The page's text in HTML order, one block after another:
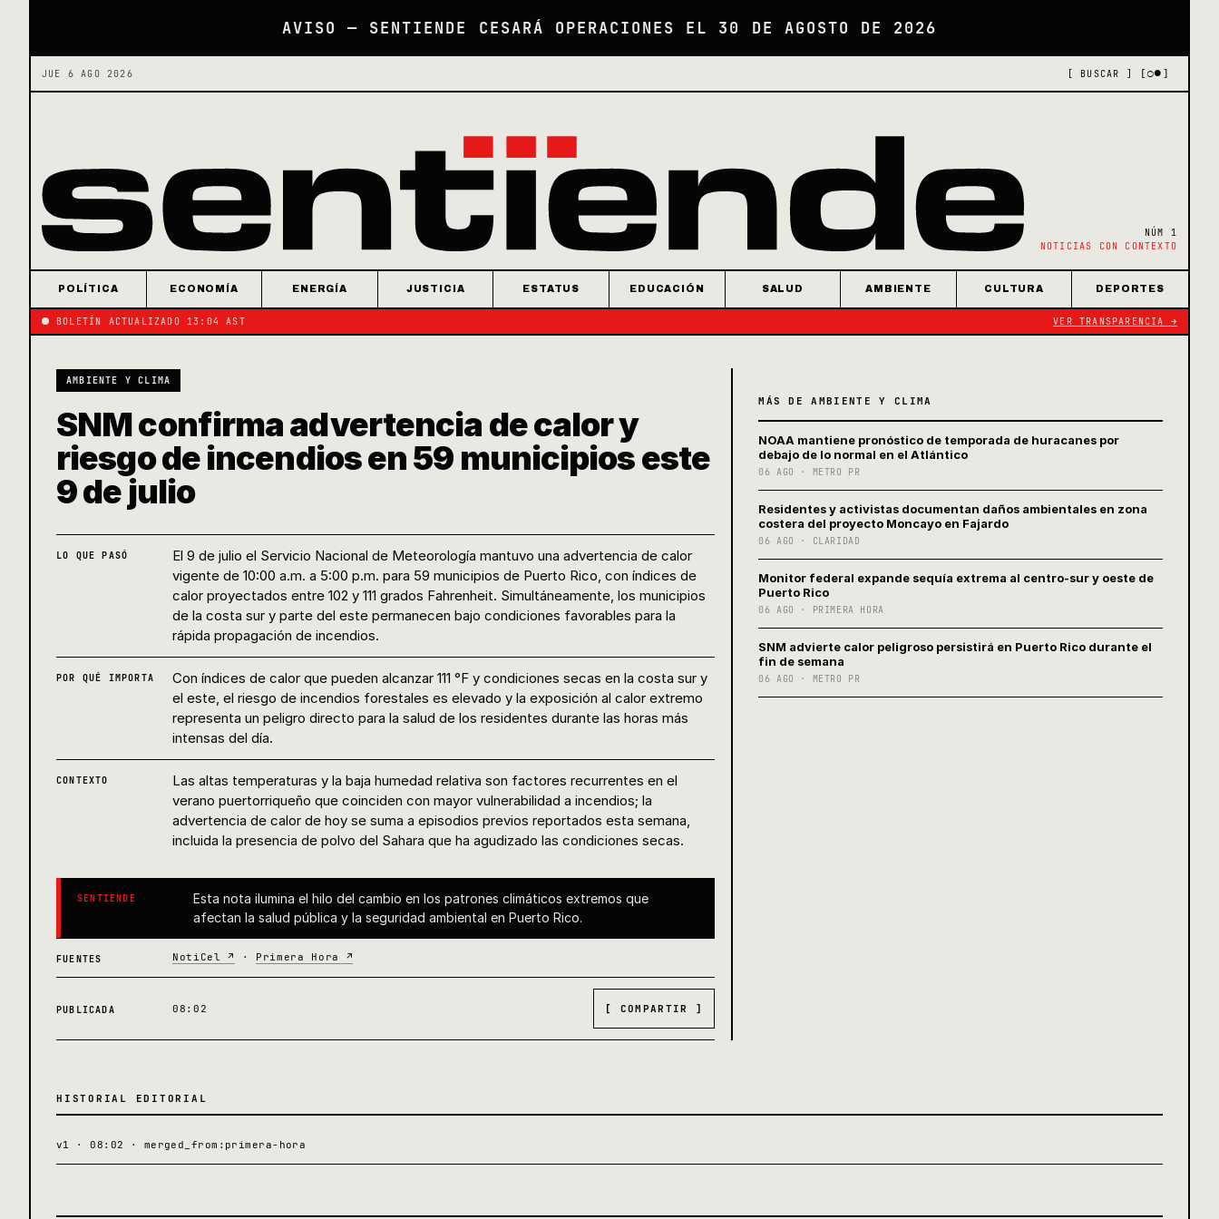
AVISO — SENTIENDE CESARÁ OPERACIONES EL 30 DE AGOSTO DE 2026
JUE 6 AGO 2026 [ BUSCAR ] [○●]
NÚM 1
NOTICIAS CON CONTEXTO
POLÍTICA ECONOMÍA ENERGÍA JUSTICIA ESTATUS EDUCACIÓN SALUD AMBIENTE CULTURA DEPORTES
BOLETÍN ACTUALIZADO 13:04 AST VER TRANSPARENCIA →
AMBIENTE Y CLIMA
SNM confirma advertencia de calor y
riesgo de incendios en 59 municipios este
9 de julio
LO QUE PASÓ
El 9 de julio el Servicio Nacional de Meteorología mantuvo una advertencia de calor
vigente de 10:00 a.m. a 5:00 p.m. para 59 municipios de Puerto Rico, con índices de
calor proyectados entre 102 y 111 grados Fahrenheit. Simultáneamente, los municipios
de la costa sur y parte del este permanecen bajo condiciones favorables para la
rápida propagación de incendios.
POR QUÉ IMPORTA
Con índices de calor que pueden alcanzar 111 °F y condiciones secas en la costa sur y
el este, el riesgo de incendios forestales es elevado y la exposición al calor extremo
representa un peligro directo para la salud de los residentes durante las horas más
intensas del día.
CONTEXTO
Las altas temperaturas y la baja humedad relativa son factores recurrentes en el
verano puertorriqueño que coinciden con mayor vulnerabilidad a incendios; la
advertencia de calor de hoy se suma a episodios previos reportados esta semana,
incluida la presencia de polvo del Sahara que ha agudizado las condiciones secas.
SENTIENDE
Esta nota ilumina el hilo del cambio en los patrones climáticos extremos que
afectan la salud pública y la seguridad ambiental en Puerto Rico.
FUENTES NotiCel ↗ · Primera Hora ↗
PUBLICADA 08:02 [ COMPARTIR ]
MÁS DE AMBIENTE Y CLIMA
NOAA mantiene pronóstico de temporada de huracanes por
debajo de lo normal en el Atlántico
06 AGO · METRO PR
Residentes y activistas documentan daños ambientales en zona
costera del proyecto Moncayo en Fajardo
06 AGO · CLARIDAD
Monitor federal expande sequía extrema al centro-sur y oeste de
Puerto Rico
06 AGO · PRIMERA HORA
SNM advierte calor peligroso persistirá en Puerto Rico durante el
fin de semana
06 AGO · METRO PR
HISTORIAL EDITORIAL
v1 · 08:02 · merged_from:primera-hora